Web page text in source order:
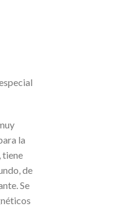
la
, tiene
de
Se